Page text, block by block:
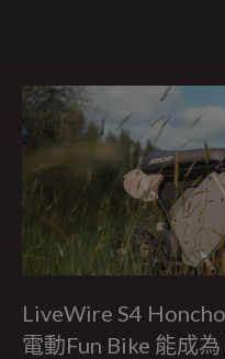
LiveWire S4
電動Fun Bike 能成